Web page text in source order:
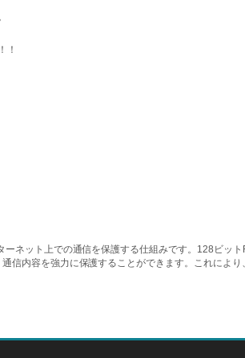
！
ネット上での通信を保護する仕組みです。128ビッ
内容を強力に保護することができます。これによ